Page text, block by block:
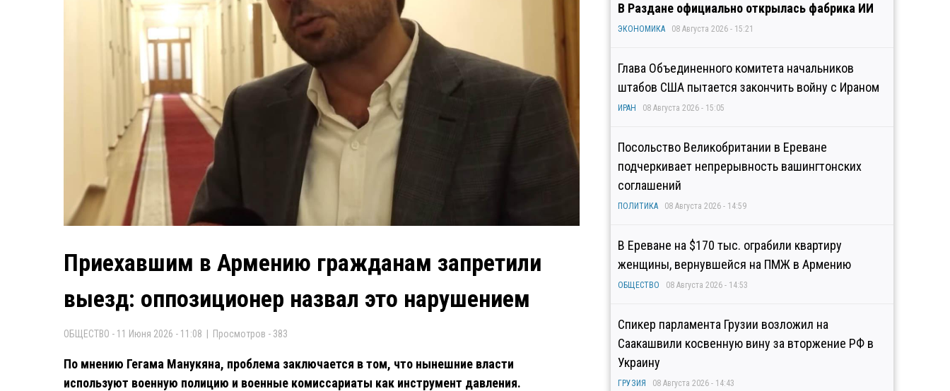
Приехавшим в Армению гражданам запретили
выезд: оппозиционер назвал это нарушением
ОБЩЕСТВО - 11 Июня 2026 - 11:08 | Просмотров - 383
По мнению Гегама Манукяна, проблема заключается в том, что нынешние власти
используют военную полицию и военные комиссариаты как инструмент давления.
В Раздане официально открылась фабрика ИИ
ЭКОНОМИКА 08 Августа 2026 - 15:21
Глава Объединенного комитета начальников
штабов США пытается закончить войну с Ираном
ИРАН 08 Августа 2026 - 15:05
Посольство Великобритании в Ереване
подчеркивает непрерывность вашингтонских
соглашений
ПОЛИТИКА 08 Августа 2026 - 14:59
В Ереване на $170 тыс. ограбили квартиру
женщины, вернувшейся на ПМЖ в Армению
ОБЩЕСТВО 08 Августа 2026 - 14:53
Спикер парламента Грузии возложил на
Саакашвили косвенную вину за вторжение РФ в
Украину
ГРУЗИЯ 08 Августа 2026 - 14:43